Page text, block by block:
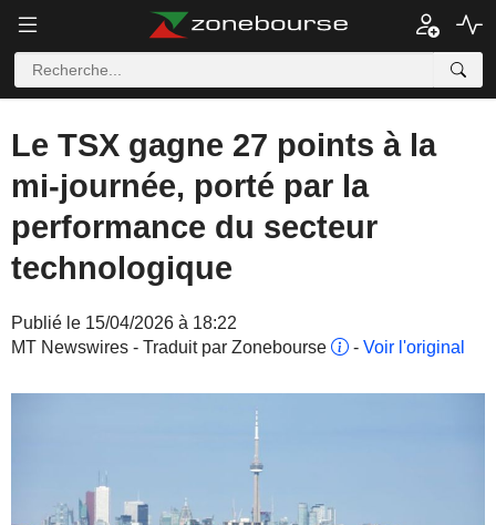
Le TSX gagne 27 points à la
mi-journée, porté par la
performance du secteur
technologique
Publié le 15/04/2026 à 18:22
MT Newswires - Traduit par Zonebourse
- Voir l'original